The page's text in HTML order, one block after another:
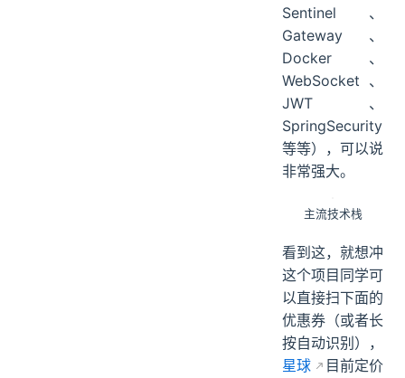
Sentinel、
Gateway、
Docker、
WebSocket、
JWT、
SpringSecurity
等等），可以说
非常强大。
主流技术栈
看到这，就想冲
这个项目同学可
以直接扫下面的
优惠券（或者长
按自动识别），
星球
目前定价